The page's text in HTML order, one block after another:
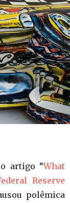
artigo “What
Reserve
polêmica